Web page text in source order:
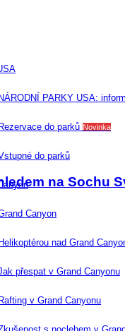
NÁRODNÍ PARKY USA:
Rezervace do parků Novinka
do parků
Canyon
Helikoptérou nad Grand
přespat v Grand Canyonu
Rafting v Grand Canyonu
na Sochu